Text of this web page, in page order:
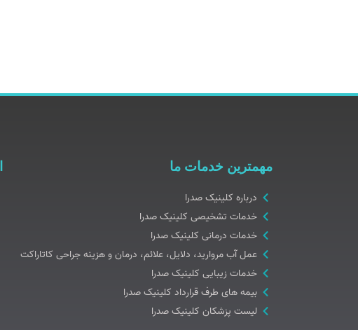
مهمترین خدمات ما
درباره کلینیک صدرا
خدمات تشخیصی کلینیک صدرا
خدمات درمانی کلینیک صدرا
عمل آب مروارید، دلایل، علائم، درمان و هزینه جراحی کاتاراکت
خدمات زیبایی کلینیک صدرا
بیمه های طرف قرارداد کلینیک صدرا
لیست پزشکان کلینیک صدرا